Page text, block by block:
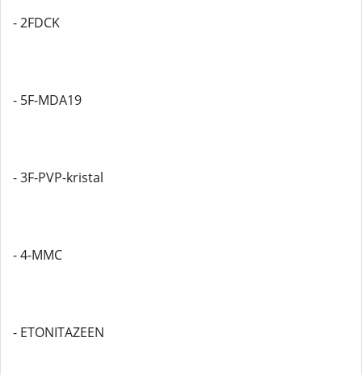
- 2FDCK
- 5F-MDA19
- 3F-PVP-kristal
- 4-MMC
- ETONITAZEEN